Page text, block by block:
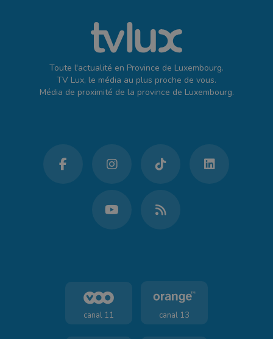
Toute l'actualité en Province de Luxembourg.
TV Lux, le média au plus proche de vous.
Média de proximité de la province de Luxembourg.
canal 11 canal 13